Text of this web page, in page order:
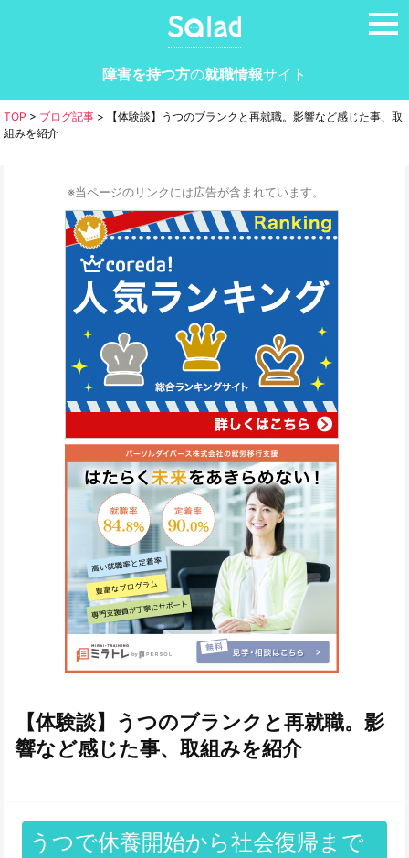
障害を持つ方の就職情報サイト
TOP > ブログ記事 >
【体験談】うつのブランクと再就職。影響など感じた事、取
組みを紹介
※当ページのリンクには広告が含まれています。
【体験談】うつのブランクと再就職。影
響など感じた事、取組みを紹介
うつで休養開始から社会復帰まで